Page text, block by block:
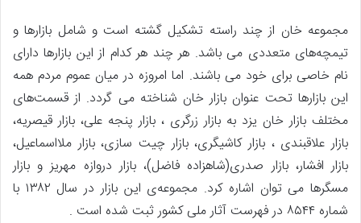
مجموعه خان از چند راسته تشکیل گشته است و شامل بازارها و
تیمچه‌های متعددی می باشد. هر چند هر کدام از این بازارها دارای
نام خاصی برای خود می باشند. اما امروزه در میان عموم مردم همه
این بازارها تحت عنوان بازار خان شناخته می گردد. ‏از قسمت‌های
مختلف بازار خان یزد به بازار زرگری ، بازار پنجه علی، بازار قیصریه،
بازار علاقبندی ، بازار کاشیگری، بازار چیت سازی، بازار ‏ملااسماعیل،
بازار افشار، بازار صدری(شاهزاده فاضل)، بازار دروازه مهریز و بازار
مسگرها می توان اشاره کرد. مجموعه‌ی این بازار در سال ۱۳۸۲ با
شماره ۸۵۴۴ در فهرست آثار ملی کشور ثبت شده است .